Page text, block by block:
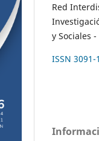
Red
y Sociales -
ISSN 3091-